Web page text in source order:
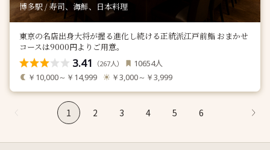
博多駅 / 寿司、海鮮、日本料理
東京の名店出身大将が握る進化し続ける正統派江戸前鮨 おまかせ
コースは9000円よりご用意。
3.41 （267人） 10654人
￥10,000～￥14,999 ￥3,000～￥3,999
1 2 3 4 5 6